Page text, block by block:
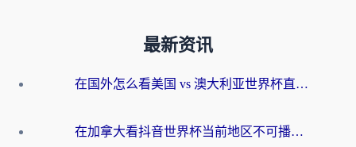
最新资讯
在国外怎么看美国 vs 澳大利亚世界杯直播？海外党必藏的中文解说观赛指南
在加拿大看抖音世界杯当前地区不可播放？海外党体育观赛终极指南